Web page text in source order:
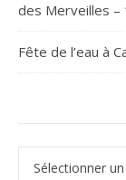
des Merveilles –
Fête de l’eau à